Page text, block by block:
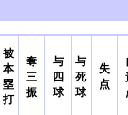
被
本
塁
打
奪
三
振
与
四
球
与
死
球
失
点